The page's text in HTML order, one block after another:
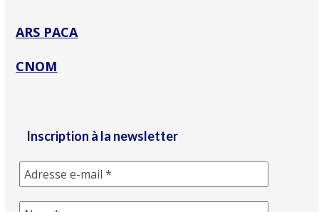
ARS PACA
CNOM
Inscription à la newsletter